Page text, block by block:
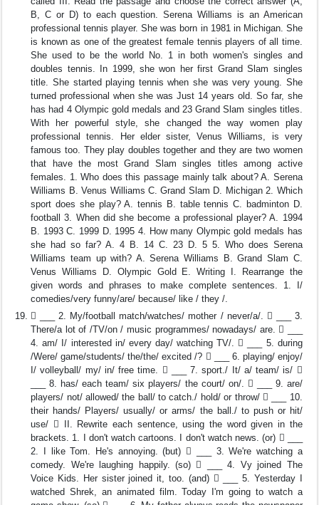
B, C or D) to each question. Serena Williams is an American
professional tennis player. She was born in 1981 in Michigan. She
is known as one of the greatest female tennis players of all time.
She used to be the world No. 1 in both women's singles and
doubles tennis. In 1999, she won her first Grand Slam singles
title. She started playing tennis when she was very young. She
turned professional when she was Just 14 years old. So far, she
has had 4 Olympic gold medals and 23 Grand Slam singles titles.
With her powerful style, she changed the way women play
professional tennis. Her elder sister, Venus Williams, is very
famous too. They play doubles together and they are two women
that have the most Grand Slam singles titles among active
females. 1. Who does this passage mainly talk about? A. Serena
Williams B. Venus Williams C. Grand Slam D. Michigan 2. Which
sport does she play? A. tennis B. table tennis C. badminton D.
football 3. When did she become a professional player? A. 1994
B. 1993 C. 1999 D. 1995 4. How many Olympic gold medals has
she had so far? A. 4 B. 14 C. 23 D. 5 5. Who does Serena
Williams team up with? A. Serena Williams B. Grand Slam C.
Venus Williams D. Olympic Gold E. Writing I. Rearrange the
given words and phrases to make complete sentences. 1. I/
comedies/very funny/are/ because/ like / they /.
 ___ 2. My/football match/watches/ mother / never/a/.  ___ 3.
There/a lot of /TV/on / music programmes/ nowadays/ are.  ___
4. am/ I/ interested in/ every day/ watching TV/.  ___ 5. during
/Were/ game/students/ the/the/ excited /?  ___ 6. playing/ enjoy/
I/ volleyball/ my/ in/ free time.  ___ 7. sport./ It/ a/ team/ is/ 
___ 8. has/ each team/ six players/ the court/ on/.  ___ 9. are/
players/ not/ allowed/ the ball/ to catch./ hold/ or throw/  ___ 10.
their hands/ Players/ usually/ or arms/ the ball./ to push or hit/
use/  II. Rewrite each sentence, using the word given in the
brackets. 1. I don't watch cartoons. I don't watch news. (or)  ___
2. I like Tom. He's annoying. (but)  ___ 3. We're watching a
comedy. We're laughing happily. (so)  ___ 4. Vy joined The
Voice Kids. Her sister joined it, too. (and)  ___ 5. Yesterday I
watched Shrek, an animated film. Today I'm going to watch a